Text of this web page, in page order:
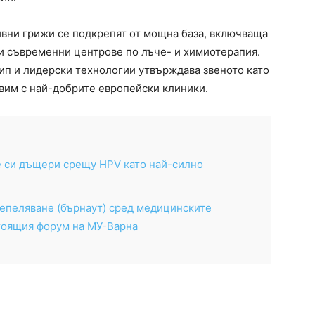
грижи се подкрепят от мощна база, включваща
съвременни центрове по лъче- и химиотерапия.
и лидерски технологии утвърждава звеното като
с най-добрите европейски клиники.
дъщери срещу HPV като най-силно
(бърнаут) сред медицинските
форум на МУ-Варна